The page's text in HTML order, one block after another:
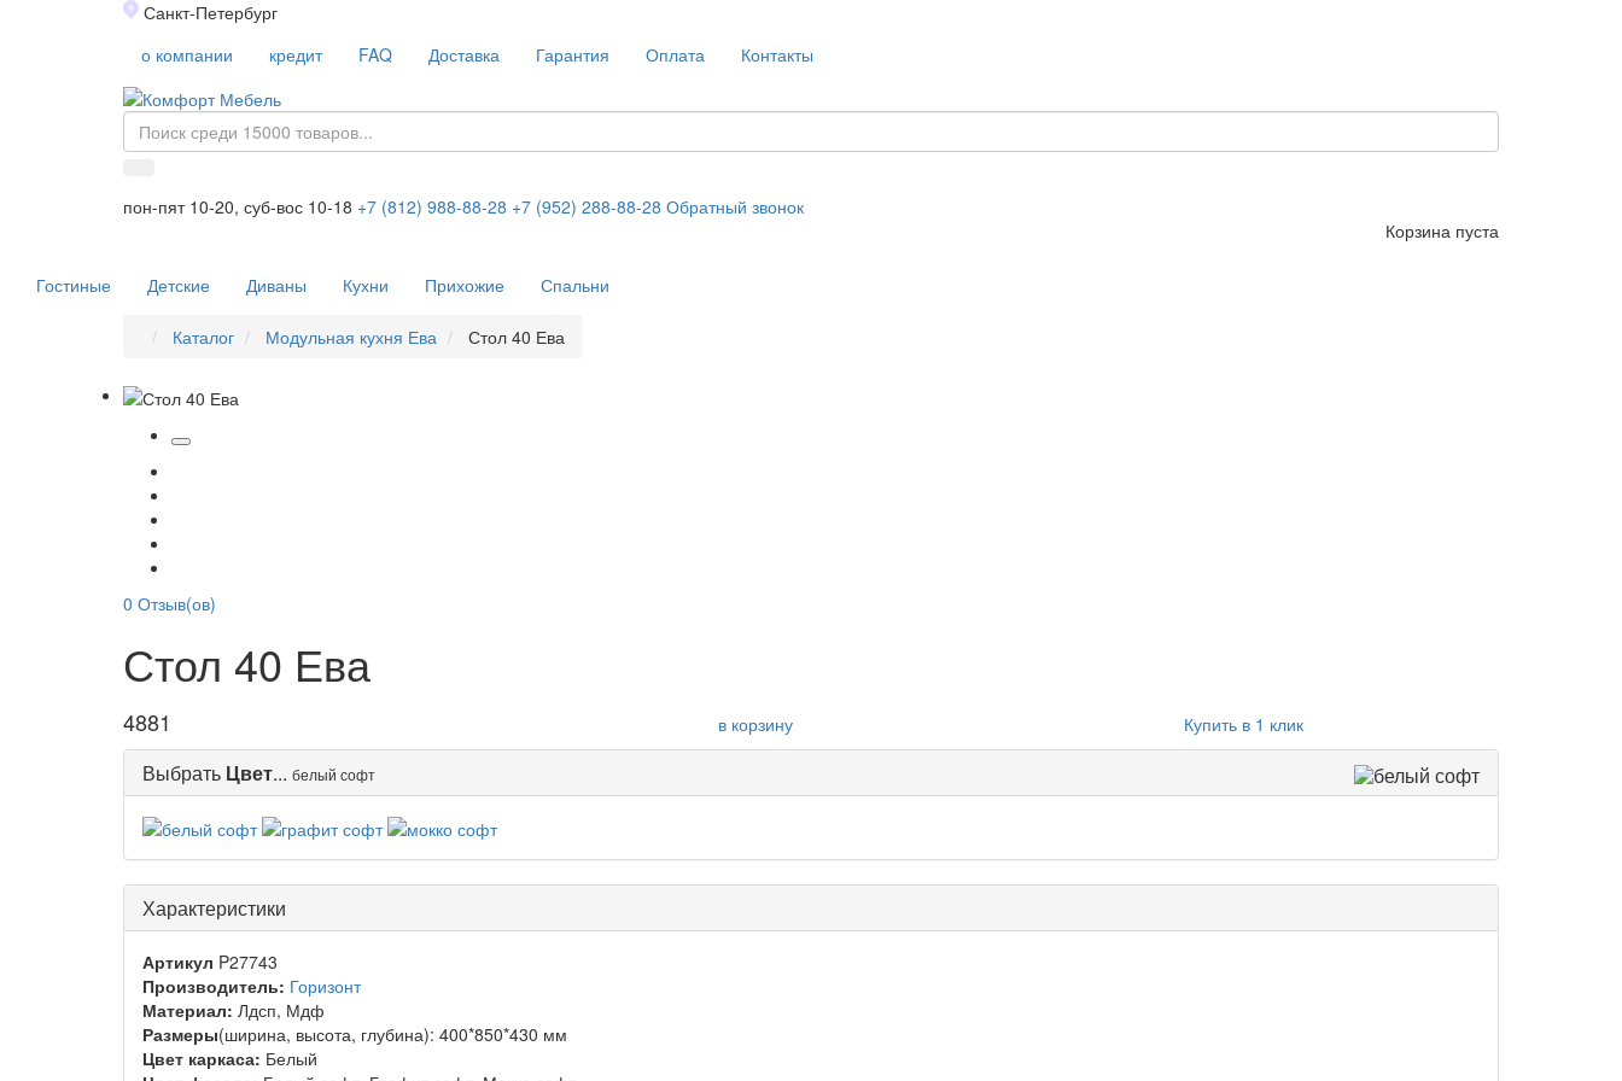
Санкт-Петербург
о компании
кредит FAQ Доставка Гарантия Оплата Контакты
пон-пят 10-20, суб-вос 10-18 +7 (812) 988-88-28 +7 (952) 288-88-28 Обратный звонок
Корзина пуста
Гостиные Детские Диваны Кухни Прихожие Спальни
Каталог Модульная кухня Ева Стол 40 Ева
0 Отзыв(ов)
Стол 40 Ева
4881 в корзину Купить в 1 клик
Выбрать Цвет... белый софт
Характеристики
Артикул P27743
Производитель: Горизонт
Материал: Лдсп, Мдф
Размеры(ширина, высота, глубина): 400*850*430 мм
Цвет каркаса: Белый